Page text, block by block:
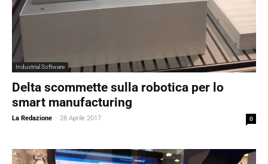
Industrial Software
Delta scommette sulla robotica per lo
smart manufacturing
La Redazione - 28 Aprile 2017 0